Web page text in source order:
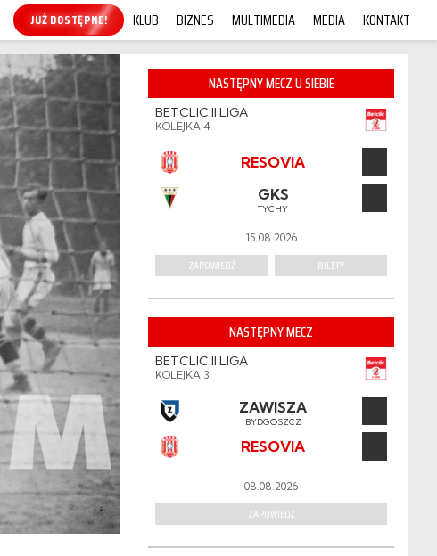
KUP ONLINE! KLUB BIZNES MULTIMEDIA MEDIA KONTAKT
NASTĘPNY MECZ U SIEBIE
BETCLIC II LIGA
KOLEJKA 4
RESOVIA
GKS
TYCHY
15.08.2026
ZAPOWIEDŹ BILETY
NASTĘPNY MECZ
BETCLIC II LIGA
KOLEJKA 3
ZAWISZA
BYDGOSZCZ
RESOVIA
08.08.2026
ZAPOWIEDŹ